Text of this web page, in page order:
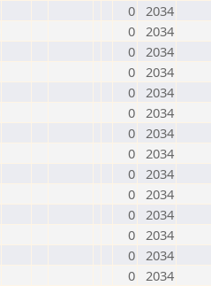
0 2034
0 2034
0 2034
0 2034
0 2034
0 2034
0 2034
0 2034
0 2034
0 2034
0 2034
0 2034
0 2034
0 2034